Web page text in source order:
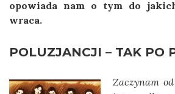
opowiada nam o tym do
wraca.
POLUZJANCJI – TAK PO
Zaczynam